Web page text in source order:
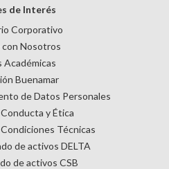
de Interés
Corporativo
con Nosotros
Académicas
Buenamar
de Datos Personales
y Ética
Técnicas
de activos DELTA
de activos CSB